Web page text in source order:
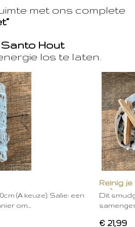
met ons complete
Santo Hout
los te laten.
(A keuze). Salie: een
om…
Reinig je
cm)
Dit
€ 21,99